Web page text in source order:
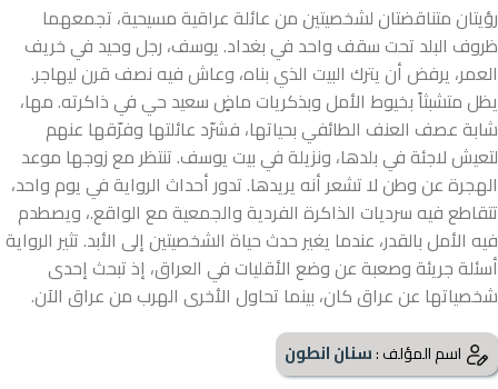
رؤيتان متناقضتان لشخصيتين من عائلة عراقية مسيحية، تجمعهما
ظروف البلد تحت سقف واحد في بغداد. يوسف، رجل وحيد في خريف
العمر، يرفض أن يترك البيت الذي بناه، وعاش فيه نصف قرن ليهاجر.
يظل متشبثاً بخيوط الأمل وبذكريات ماضٍ سعيد حي في ذاكرته. مها،
شابة عصف العنف الطائفي بحياتها، فشرّد عائلتها وفرّقها عنهم
لتعيش لاجئة في بلدها، ونزيلة في بيت يوسف. تنتظر مع زوجها موعد
الهجرة عن وطن لا تشعر أنه يريدها. تدور أحداث الرواية في يوم واحد،
تتقاطع فيه سرديات الذاكرة الفردية والجمعية مع الواقع.، ويصطدم
فيه الأمل بالقدر، عندما يغير حدث حياة الشخصيتين إلى الأبد. تثير الرواية
أسئلة جريئة وصعبة عن وضع الأقليات في العراق، إذ تبحث إحدى
شخصياتها عن عراق كان، بينما تحاول الأخرى الهرب من عراق الآن.
اسم المؤلف :سنان انطون